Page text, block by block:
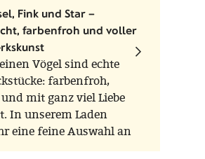
Fink und Star –
farbenfroh und voller
Vögel sind echte
farbenfroh,
mit ganz viel Liebe
In unserem Laden
eine feine Auswahl an
der Marken Scheler